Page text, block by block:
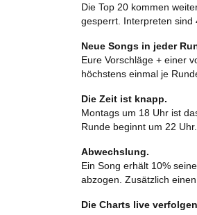
Die Top 20 kommen
gesperrt. Interpreten sind
Neue Songs in jeder
Eure Vorschläge + einer
höchstens einmal je
Die Zeit ist knapp.
Montags um 18 Uhr ist
Runde beginnt um 22 Uhr.
Abwechslung.
Ein Song erhält 10%
abzogen. Zusätzlich
Die Charts live